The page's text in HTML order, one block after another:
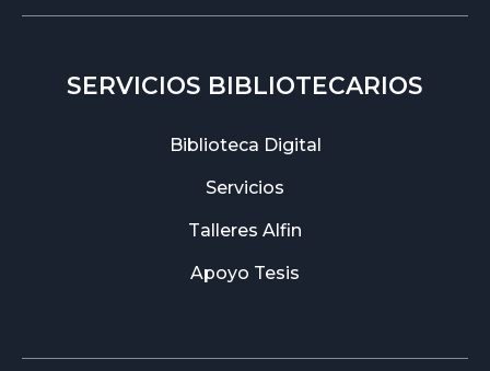
SERVICIOS BIBLIOTECARIOS
Biblioteca Digital
Servicios
Talleres Alfin
Apoyo Tesis